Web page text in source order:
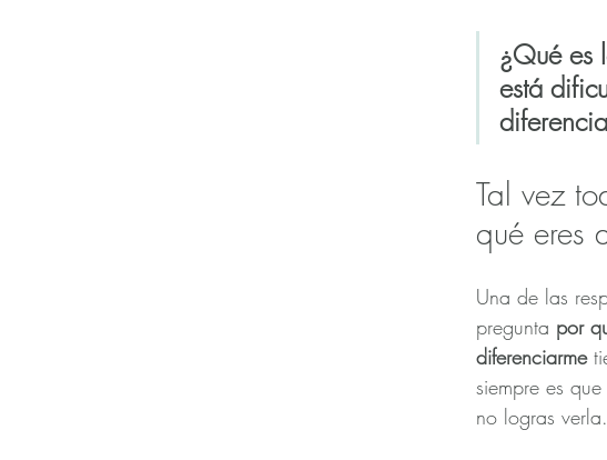
¿Qué es
está
Tal vez
qué eres
Una de las
pregunta por
diferenciarme
siempre es
no logras verla.